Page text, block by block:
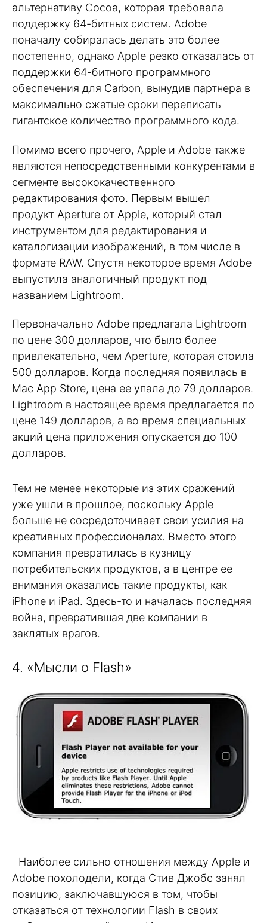
альтернативу Cocoa, которая требовала
поддержку 64-битных систем. Adobe
поначалу собиралась делать это более
постепенно, однако Apple резко отказалась от
поддержки 64-битного программного
обеспечения для Carbon, вынудив партнера в
максимально сжатые сроки переписать
гигантское количество программного кода.
Помимо всего прочего, Apple и Adobe также
являются непосредственными конкурентами в
сегменте высококачественного
редактирования фото. Первым вышел
продукт Aperture от Apple, который стал
инструментом для редактирования и
каталогизации изображений, в том числе в
формате RAW. Спустя некоторое время Adobe
выпустила аналогичный продукт под
названием Lightroom.
Первоначально Adobe предлагала Lightroom
по цене 300 долларов, что было более
привлекательно, чем Aperture, которая стоила
500 долларов. Когда последняя появилась в
Mac App Store, цена ее упала до 79 долларов.
Lightroom в настоящее время предлагается по
цене 149 долларов, а во время специальных
акций цена приложения опускается до 100
долларов.
Тем не менее некоторые из этих сражений
уже ушли в прошлое, поскольку Apple
больше не сосредоточивает свои усилия на
креативных профессионалах. Вместо этого
компания превратилась в кузницу
потребительских продуктов, а в центре ее
внимания оказались такие продукты, как
iPhone и iPad. Здесь-то и началась последняя
война, превратившая две компании в
заклятых врагов.
4. «Мысли о Flash»
Наиболее сильно отношения между Apple и
Adobe похолодели, когда Стив Джобс занял
позицию, заключавшуюся в том, чтобы
отказаться от технологии Flash в своих